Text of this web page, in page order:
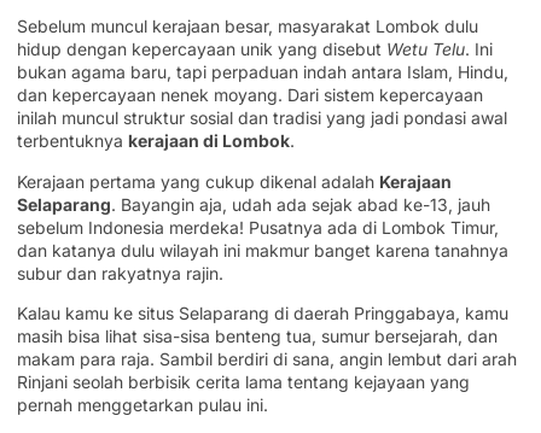
Sebelum muncul kerajaan besar, masyarakat Lombok dulu
hidup dengan kepercayaan unik yang disebut Wetu Telu. Ini
bukan agama baru, tapi perpaduan indah antara Islam, Hindu,
dan kepercayaan nenek moyang. Dari sistem kepercayaan
inilah muncul struktur sosial dan tradisi yang jadi pondasi awal
terbentuknya kerajaan di Lombok.
Kerajaan pertama yang cukup dikenal adalah Kerajaan
Selaparang. Bayangin aja, udah ada sejak abad ke-13, jauh
sebelum Indonesia merdeka! Pusatnya ada di Lombok Timur,
dan katanya dulu wilayah ini makmur banget karena tanahnya
subur dan rakyatnya rajin.
Kalau kamu ke situs Selaparang di daerah Pringgabaya, kamu
masih bisa lihat sisa-sisa benteng tua, sumur bersejarah, dan
makam para raja. Sambil berdiri di sana, angin lembut dari arah
Rinjani seolah berbisik cerita lama tentang kejayaan yang
pernah menggetarkan pulau ini.